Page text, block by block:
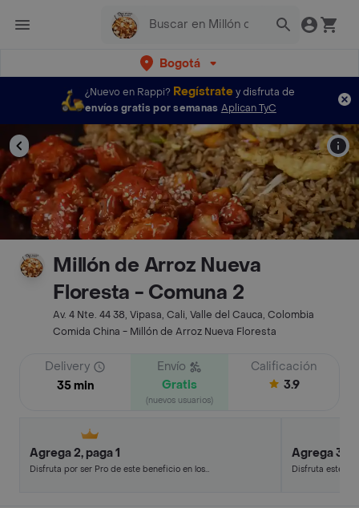
Bogotá
¿Nuevo en Rappi? Regístratey disfruta de
envíos gratis por semanas Aplican TyC
Millón de Arroz Nueva
Floresta - Comuna 2
Av. 4 Nte. 44 38, Vipasa, Cali, Valle del Cauca, Colombia
Comida China - Millón de Arroz Nueva Floresta
Delivery
35 min
Envío
Gratis
(nuevos usuarios)
Calificación
3.9
Agrega 2, paga 1
Disfruta por ser Pro de este beneficio en los
Agrega 3,
Disfruta este